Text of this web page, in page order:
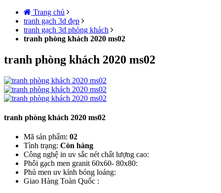
Trang chủ
tranh gạch 3d đẹp
tranh gạch 3d phòng khách
tranh phòng khách 2020 ms02
tranh phòng khách 2020 ms02
tranh phòng khách 2020 ms02
Mã sản phẩm: 02
Tình trạng: Còn hàng
Công nghệ in uv sắc nét chất lượng cao:
Phôi gạch men granit 60x60- 80x80:
Phủ men uv kính bóng loáng:
Giao Hàng Toàn Quốc :